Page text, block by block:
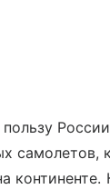
пользу
самолетов,
континенте.